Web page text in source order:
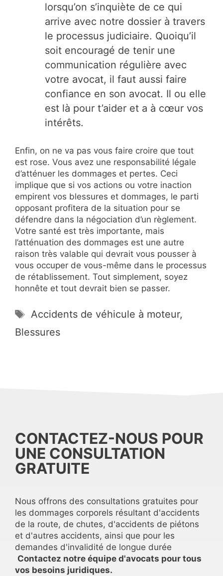
lorsqu’on s’inquiète de ce qui
arrive avec notre dossier à travers
le processus judiciaire. Quoiqu’il
soit encouragé de tenir une
communication régulière avec
votre avocat, il faut aussi faire
confiance en son avocat. Il ou elle
est là pour t’aider et a à cœur vos
intérêts.
Enfin, on ne va pas vous faire croire que tout
est rose. Vous avez une responsabilité légale
d’atténuer les dommages et pertes. Ceci
implique que si vos actions ou votre inaction
empirent vos blessures et dommages, le parti
opposant profitera de la situation pour se
défendre dans la négociation d’un règlement.
Votre santé est très importante, mais
l’atténuation des dommages est une autre
raison très valable qui devrait vous pousser à
vous occuper de vous-même dans le processus
de rétablissement. Tout simplement, soyez
honnête et tout devrait bien se passer.
Étiquettes
Accidents de véhicule à moteur,
Blessures
CONTACTEZ-NOUS POUR
UNE CONSULTATION
GRATUITE
Nous offrons des consultations gratuites pour
les dommages corporels résultant d'accidents
de la route, de chutes, d'accidents de piétons
et d'autres accidents, ainsi que pour les
demandes d'invalidité de longue durée
Contactez notre équipe d'avocats pour tous
vos besoins juridiques.